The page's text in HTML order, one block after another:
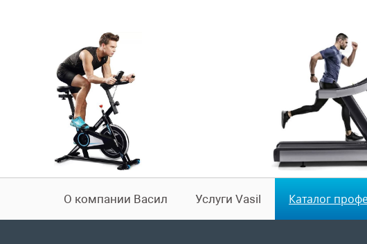
О компании Васил Услуги Vasil Каталог